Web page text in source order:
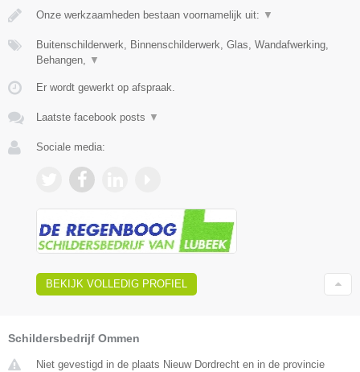
Onze werkzaamheden bestaan voornamelijk uit: ▼
Buitenschilderwerk, Binnenschilderwerk, Glas, Wandafwerking,
Behangen, ▼
Er wordt gewerkt op afspraak.
Laatste facebook posts ▼
Sociale media:
BEKIJK VOLLEDIG PROFIEL
Schildersbedrijf Ommen
Niet gevestigd in de plaats Nieuw Dordrecht en in de provincie